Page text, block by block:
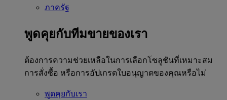
ภาครัฐ
พูดคุยกับทีมขายของเรา
ต้องการความช่วยเหลือในการเลือกโซลูชันที่เหมาะสม
การสั่งซื้อ หรือการอัปเกรดใบอนุญาตของคุณหรือไม่
พูดคุยกับเรา